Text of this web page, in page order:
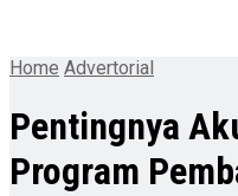
Home Advertorial
Pentingnya
Program